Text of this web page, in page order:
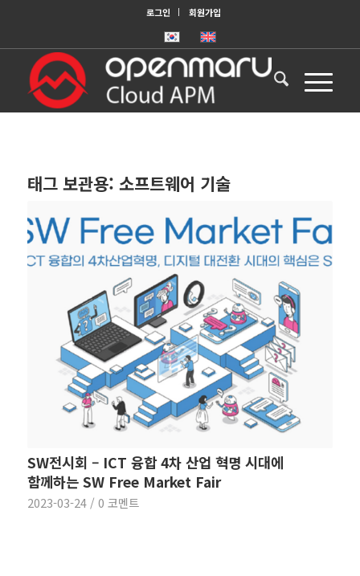
로그인 회원가입
태그 보관용: 소프트웨어 기술
SW전시회 – ICT 융합 4차 산업 혁명 시대에
함께하는 SW Free Market Fair
2023-03-24 / 0 코멘트